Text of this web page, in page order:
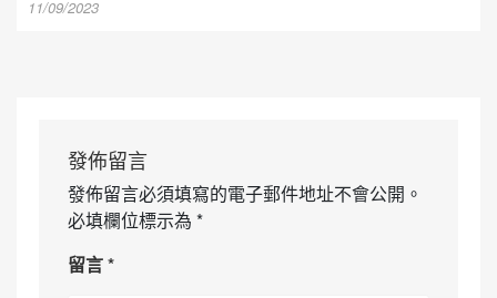
11/09/2023
發佈留言
發佈留言必須填寫的電子郵件地址不會公開。
必填欄位標示為 *
留言*